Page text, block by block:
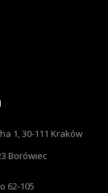
1, 30-111 Kraków
Borówiec
62-105